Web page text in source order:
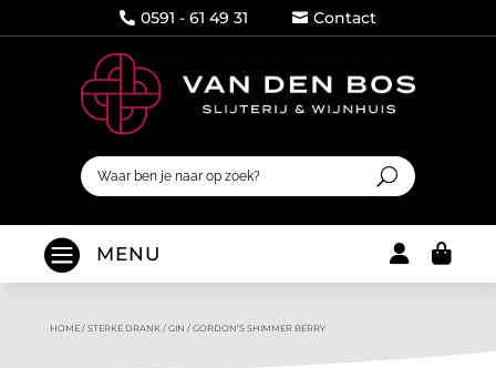
 0591 - 61 49 31  Contact
 MENU 
HOME/ STERKE DRANK / GIN / GORDON’S SHIMMER BERRY